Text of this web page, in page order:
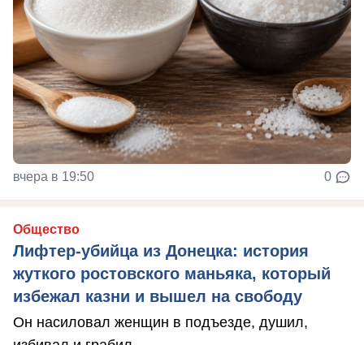
вчера в 19:50 0
Общество
Лифтер-убийца из Донецка: история
жуткого ростовского маньяка, который
избежал казни и вышел на свободу
Он насиловал женщин в подъезде, душил,